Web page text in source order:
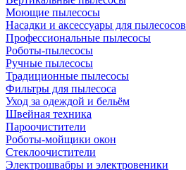
Моющие пылесосы
Насадки и аксессуары для пылесосов
Профессиональные пылесосы
Роботы-пылесосы
Ручные пылесосы
Традиционные пылесосы
Фильтры для пылесоса
Уход за одеждой и бельём
Швейная техника
Пароочистители
Роботы-мойщики окон
Стеклоочистители
Электрошвабры и электровеники